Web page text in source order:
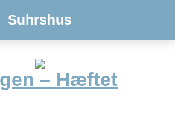
Suhrshus
– Hæftet